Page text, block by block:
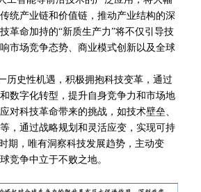
统产业链和价值链，推动产业结构的深
革命加持的“新质生产力”将不仅 引导技
市场竞争态势、商业模式创新以及全球
历史性机遇，积极拥抱科技变革，通过
数字化转型，提升自身竞争力和市场地
对科技革命带来的挑战，如技术壁垒、
，通过战略规划和灵活应变，实现可持
期，唯有洞察科技发展趋势，主动变
竞争中立于不败之地。